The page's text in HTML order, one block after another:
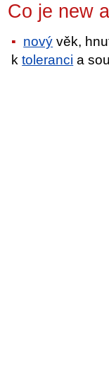
Co je
nový věk,
ktoleranci a